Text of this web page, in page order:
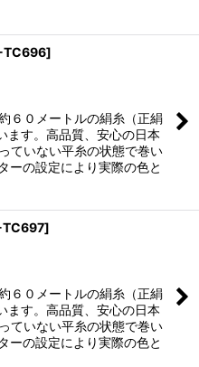
TC696]
６０メートルの絹糸（正絹
ます。高品質、安心の日本
ていない平糸の状態で巻い
ーの設定により実際の色と
]
６０メートルの絹糸（正絹
ます。高品質、安心の日本
ていない平糸の状態で巻い
ーの設定により実際の色と